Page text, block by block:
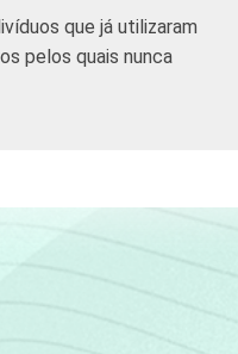
86 14
de 2012 e fevereiro
que já utilizaram
pelos quais nunca